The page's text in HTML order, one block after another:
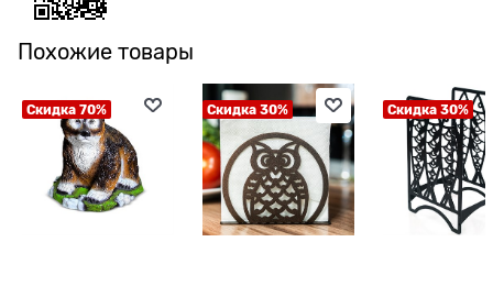
Похожие товары
Скидка 70% Скидка 30% Скидка 30%